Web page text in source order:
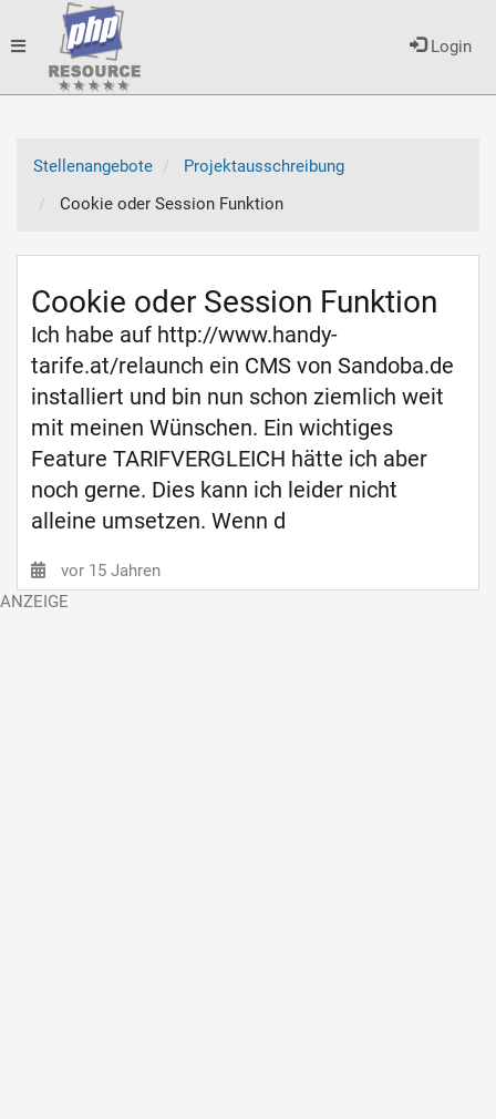
Login
Toggle
Stellenangebote
Projektausschreibung
Cookie oder Session Funktion
Cookie oder Session Funktion
Ich habe auf http://www.handy-
tarife.at/relaunch ein CMS von Sandoba.de
installiert und bin nun schon ziemlich weit
mit meinen Wünschen. Ein wichtiges
Feature TARIFVERGLEICH hätte ich aber
noch gerne. Dies kann ich leider nicht
alleine umsetzen. Wenn d
vor 15 Jahren